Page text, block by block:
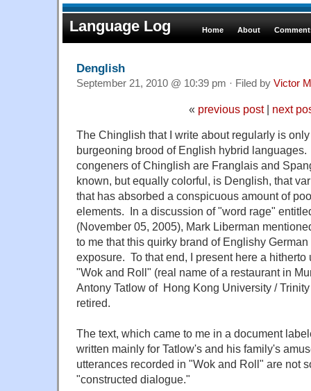
Language Log Home About
Denglish
September 21, 2010 @ 10:39 pm · Filed by Victor
« previous post| next
The Chinglish that I write about regularly is
burgeoning brood of English hybrid
congeners of Chinglish are Franglais and
known, but equally colorful, is Denglish, that
that has absorbed a conspicuous amount of
elements. In a discussion of "word rage"
(November 05, 2005), Mark Liberman
to me that this quirky brand of Englishy
exposure. To that end, I present here a
"Wok and Roll" (real name of a restaurant in
Antony Tatlow of Hong Kong University /
retired.
The text, which came to me in a document
written mainly for Tatlow's and his family's
utterances recorded in "Wok and Roll" are not
"constructed dialogue."